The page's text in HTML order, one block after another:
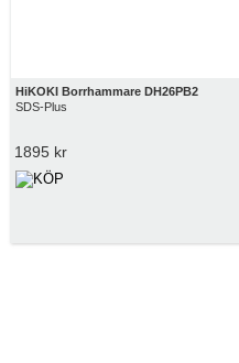
HiKOKI Borrhammare DH26PB2
SDS-Plus
1895 kr